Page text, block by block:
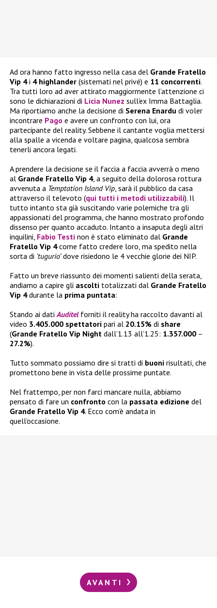
Ad ora hanno fatto ingresso nella casa del Grande Fratello
Vip 4i 4 highlander (sistemati nel privé) e 11 concorrenti.
Tra tutti loro ad aver attirato maggiormente l’attenzione ci
sono le dichiarazioni di Licia Nunez sull’ex Imma Battaglia.
Ma riportiamo anche la decisione di Serena Enardu di voler
incontrare Pago e avere un confronto con lui, ora
partecipante del reality. Sebbene il cantante voglia mettersi
alla spalle a vicenda e voltare pagina, qualcosa sembra
tenerli ancora legati.
A prendere la decisione se il faccia a faccia avverrà o meno
al Grande Fratello Vip 4, a seguito della dolorosa rottura
avvenuta a Temptation Island Vip, sarà il pubblico da casa
attraverso il televoto (qui tutti i metodi utilizzabili). Il
tutto intanto sta già suscitando varie polemiche tra gli
appassionati del programma, che hanno mostrato profondo
dissenso per quanto accaduto. Intanto a insaputa degli altri
inquilini, Fabio Testi non è stato eliminato dal Grande
Fratello Vip 4come fatto credere loro, ma spedito nella
sorta di ‘tugurio’dove risiedono le 4 vecchie glorie dei NIP.
Fatto un breve riassunto dei momenti salienti della serata,
andiamo a capire gli ascolti totalizzati dal Grande Fratello
Vip 4durante la prima puntata:
Stando ai datiAuditel forniti il reality ha raccolto davanti al
video 3.405.000 spettatori pari al 20.15% di share
(Grande Fratello Vip Night dall’1.13 all’1.25: 1.357.000 –
27.2%).
Tutto sommato possiamo dire si tratti di buoni risultati, che
promettono bene in vista delle prossime puntate.
Nel frattempo, per non farci mancare nulla, abbiamo
pensato di fare un confronto con la passata edizione del
Grande Fratello Vip 4. Ecco com’è andata in
quell’occasione.
AVANTI